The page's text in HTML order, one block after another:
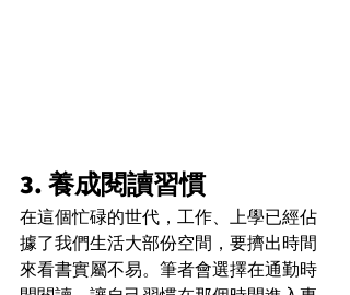
3. 養成閱讀習慣
在這個忙碌的世代，工作、上學已經佔
據了我們生活大部份空間，要擠出時間
來看書實屬不易。筆者會選擇在通勤時